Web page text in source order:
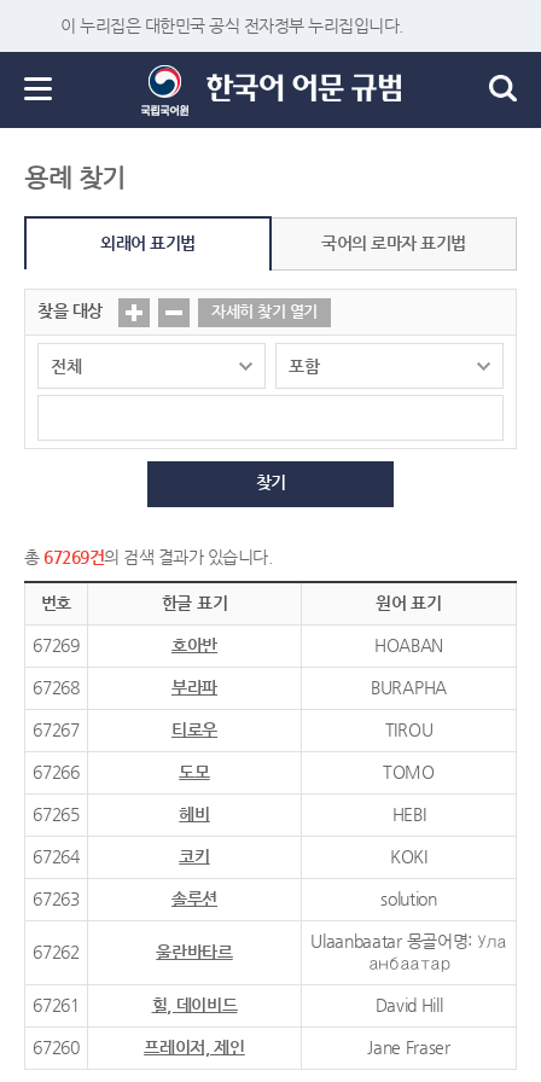
이 누리집은 대한민국 공식 전자정부 누리집입니다.
용례 찾기
외래어 표기법 국어의 로마자 표기법
찾을 대상 자세히 찾기 열기
찾기
총 67269건의 검색 결과가 있습니다.
번호 한글 표기 원어 표기
67269 호아반 HOABAN
67268 부라파 BURAPHA
67267 티로우 TIROU
67266 도모 TOMO
67265 헤비 HEBI
67264 코키 KOKI
67263 솔루션 solution
67262 울란바타르
Ulaanbaatar 몽골어명: Ула
анбаатар
67261 힐, 데이비드 David Hill
67260 프레이저, 제인 Jane Fraser